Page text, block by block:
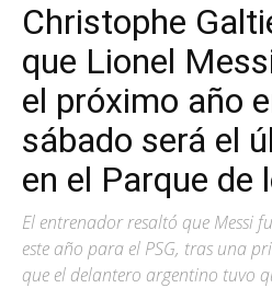
Christophe
que Lionel
el próximo año
sábado será el
en el Parque de
El entrenador resaltó que Messi
este año para el PSG, tras una
que el delantero argentino tuvo